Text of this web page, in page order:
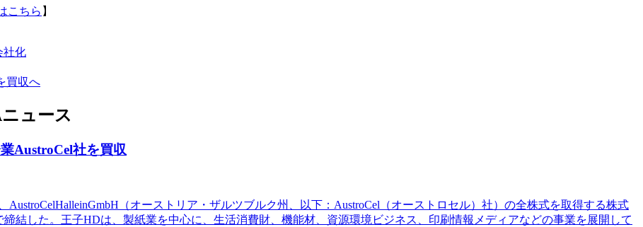
こちら 】
社化
買収へ
ュース
AustroCel社を買収
（オーストリア・ザルツブルク州、以下：AustroCel（オーストロセル）社）の全株式を取得する株式
締結した。王子HDは、製紙業を中心に、生活消費財、機能材、資源環境ビジネス、印刷情報メディアなどの事業を展開して